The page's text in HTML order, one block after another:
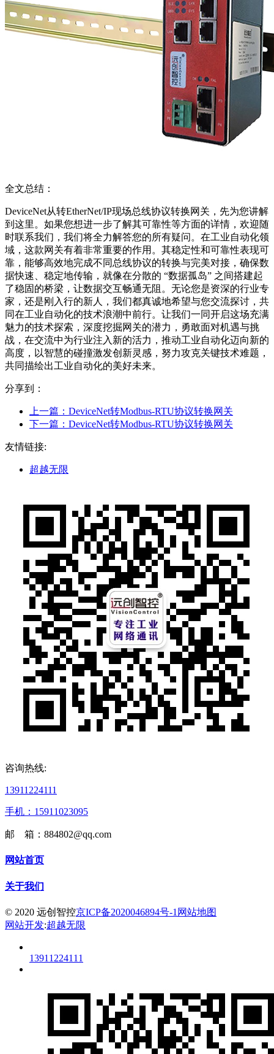
全文总结：
DeviceNet从转EtherNet/IP现场总线协议转换网关，先为您讲解
到这里。如果您想进一步了解其可靠性等方面的详情，欢迎随
时联系我们，我们将全力解答您的所有疑问。在工业自动化领
域，这款网关有着非常重要的作用。其稳定性和可靠性表现可
靠，能够高效地完成不同总线协议的转换与完美对接，确保数
据快速、稳定地传输，就像在分散的 “数据孤岛” 之间搭建起
了稳固的桥梁，让数据交互畅通无阻。无论您是资深的行业专
家，还是刚入行的新人，我们都真诚地希望与您交流探讨，共
同在工业自动化的技术浪潮中前行。让我们一同开启这场充满
魅力的技术探索，深度挖掘网关的潜力，勇敢面对机遇与挑
战，在交流中为行业注入新的活力，推动工业自动化迈向新的
高度，以智慧的碰撞激发创新灵感，努力攻克关键技术难题，
共同描绘出工业自动化的美好未来。
分享到：
上一篇： DeviceNet转Modbus-RTU协议转换网关
下一篇： DeviceNet转Modbus-RTU协议转换网关
友情链接:
超越无限
咨询热线:
13911224111
手机：15911023095
邮 箱：884802@qq.com
网站首页
关于我们
© 2020 远创智控京ICP备2020046894号-1 网站地图
网站开发:超越无限
13911224111